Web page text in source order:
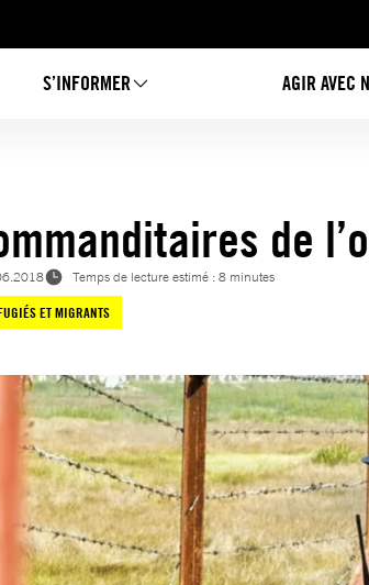
S’INFORMER AGIR AVEC
de
Temps de lecture estimé : 8 minutes
ET MIGRANTS